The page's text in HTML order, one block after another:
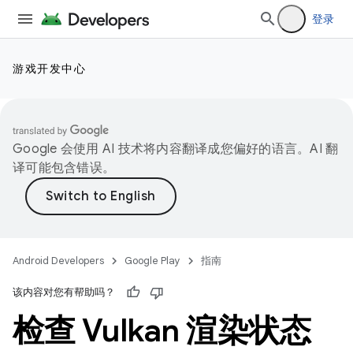
登录
游戏开发中心
Google 会使用 AI 技术将内容翻译成您偏好的语言。AI 翻
译可能包含错误。
Android Developers Google Play 指南
该内容对您有帮助吗？
检查 Vulkan 渲染状态